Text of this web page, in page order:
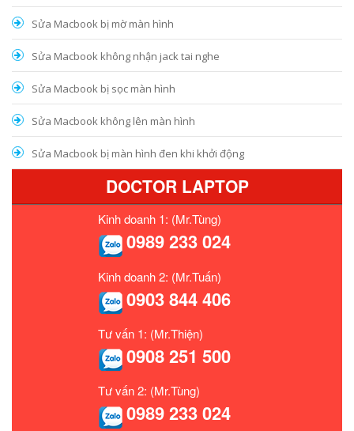
Sửa Macbook bị mờ màn hình
Sửa Macbook không nhận jack tai nghe
Sửa Macbook bị sọc màn hình
Sửa Macbook không lên màn hình
Sửa Macbook bị màn hình đen khi khởi động
DOCTOR LAPTOP
Kinh doanh 1: (Mr.Tùng)
0989 233 024
Kinh doanh 2: (Mr.Tuấn)
0903 844 406
Tư vấn 1: (Mr.Thiện)
0908 251 500
Tư vấn 2: (Mr.Tùng)
0989 233 024